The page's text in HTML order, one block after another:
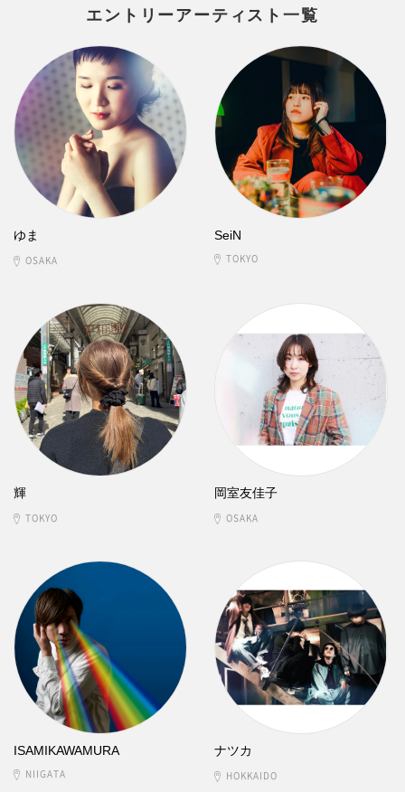
エントリーアーティスト一覧
ゆま
OSAKA
SeiN
TOKYO
輝
TOKYO
岡室友佳子
OSAKA
ISAMIKAWAMURA
NIIGATA
ナツカ
HOKKAIDO